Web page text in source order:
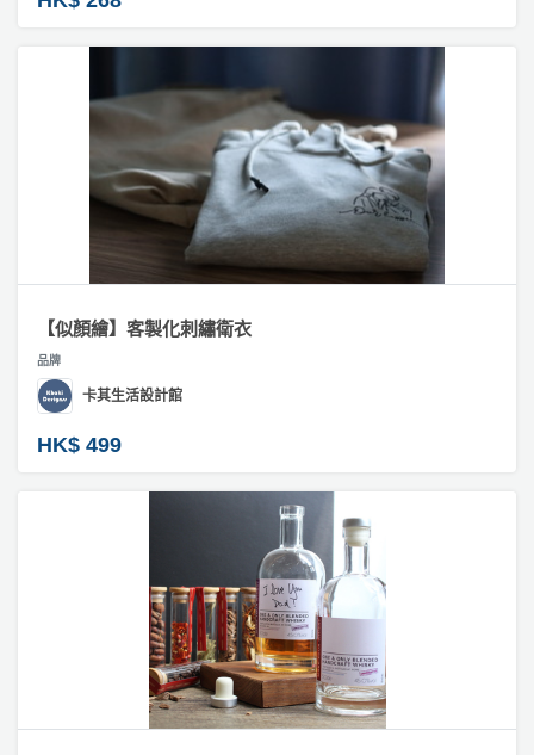
【似顏繪】客製化刺繡衛衣
品牌
卡其生活設計館
HK$ 499